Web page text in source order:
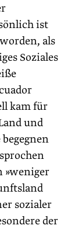
ist
als
Soziales
kam für
und
»weniger
sozialer
der